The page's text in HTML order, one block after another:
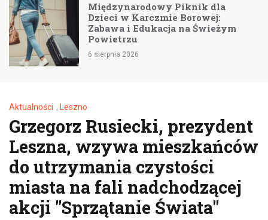
Międzynarodowy Piknik dla
Dzieci w Karczmie Borowej:
Zabawa i Edukacja na Świeżym
Powietrzu
6 sierpnia 2026
Aktualności , Leszno
Grzegorz Rusiecki, prezydent
Leszna, wzywa mieszkańców
do utrzymania czystości
miasta na fali nadchodzącej
akcji "Sprzątanie Świata"